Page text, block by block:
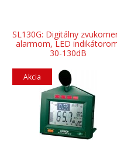
SL130G: Digitálny
alarmom, LED
30-130dB
Akcia